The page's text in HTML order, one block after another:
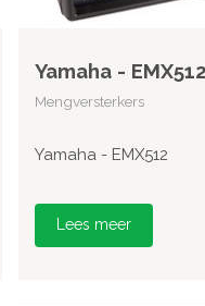
Yamaha - EMX512
Mengversterkers
Yamaha - EMX512
Lees meer